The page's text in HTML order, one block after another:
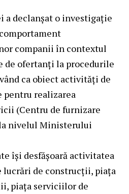
a declanşat o investigaţie
companii în contextul
ofertanţi la procedurile
ca obiect activităţi de
pentru realizarea
(Centru de furnizare
nivelul Ministerului
îşi desfăşoară activitatea
lucrări de construcţii, piaţa
piaţa serviciilor de